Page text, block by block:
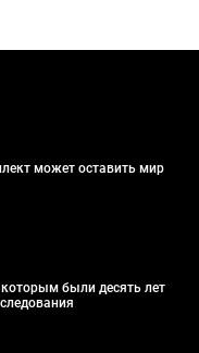
может оставить мир
были десять лет